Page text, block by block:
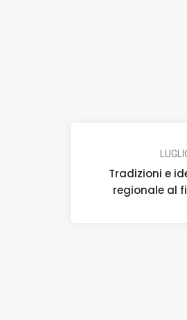
Tradizioni e
regionale al